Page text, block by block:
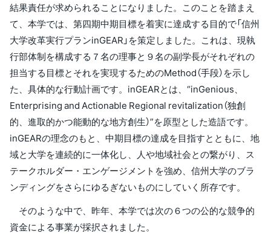
結果責任が求められることになりました。このことを踏まえ
て、本学では、第四期中期目標を着実に達成する目的で「信州
大学改革実行プランinGEAR」を策定しました。これは、現執
行部体制を構成する７名の理事と９名の副学長がそれぞれの
担当する目標とそれを実現するためのMethod（手段）を示し
た、具体的な行動計画です。inGEARとは、“inGenious、
Enterprising and Actionable Regional revitalization（独創
的、進取的かつ能動的な地方創生）”を原型とした造語です。
inGEARの理念のもと、中期目標の達成を目指すとともに、地
域と大学を連続的に一体化し、人や地域社会との繋がり、ス
テークホルダー・エンゲージメントを強め、信州大学のブラ
ンディングをさらにゆるぎないものにしていく所存です。
そのような中で、昨年、本学では次の６つの公的な競争的
資金による事業が採択されました。